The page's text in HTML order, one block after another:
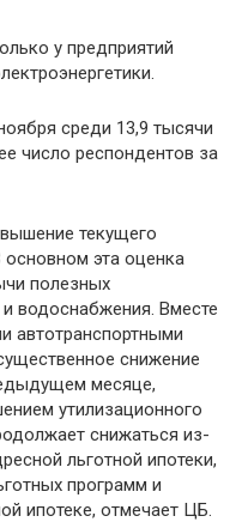
у предприятий
среди 13,9 тысячи
число респондентов за
текущего
основном эта оценка
полезных
водоснабжения. Вместе
автотранспортными
снижение
месяце,
утилизационного
снижаться из-
льготной ипотеки,
программ и
ипотеке, отмечает ЦБ.